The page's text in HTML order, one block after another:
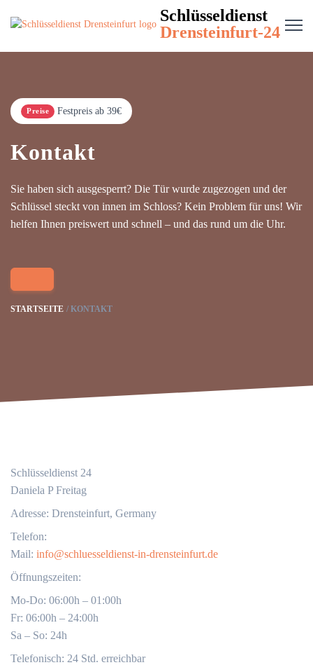
Schlüsseldienst
Drensteinfurt-24
Preise Festpreis ab 39€
Kontakt
Sie haben sich ausgesperrt? Die Tür wurde zugezogen und der
Schlüssel steckt von innen im Schloss? Kein Problem für uns! Wir
helfen Ihnen preiswert und schnell – und das rund um die Uhr.
STARTSEITE KONTAKT
Schlüsseldienst 24
Daniela P Freitag
Adresse: Drensteinfurt, Germany
Telefon:
Mail: info@schluesseldienst-in-drensteinfurt.de
Öffnungszeiten:
Mo-Do: 06:00h – 01:00h
Fr: 06:00h – 24:00h
Sa – So: 24h
Telefonisch: 24 Std. erreichbar